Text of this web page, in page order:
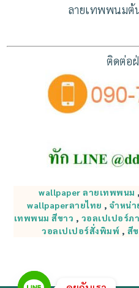
ลายเทพพนมต้
ติดต่อ
wallpaper ลายเทพพนม
wallpaperลายไทย , จำหน่า
เทพพนม สีขาว , วอลเปเปอร์
วอลเปเปอร์สั่งพิมพ์ , สี